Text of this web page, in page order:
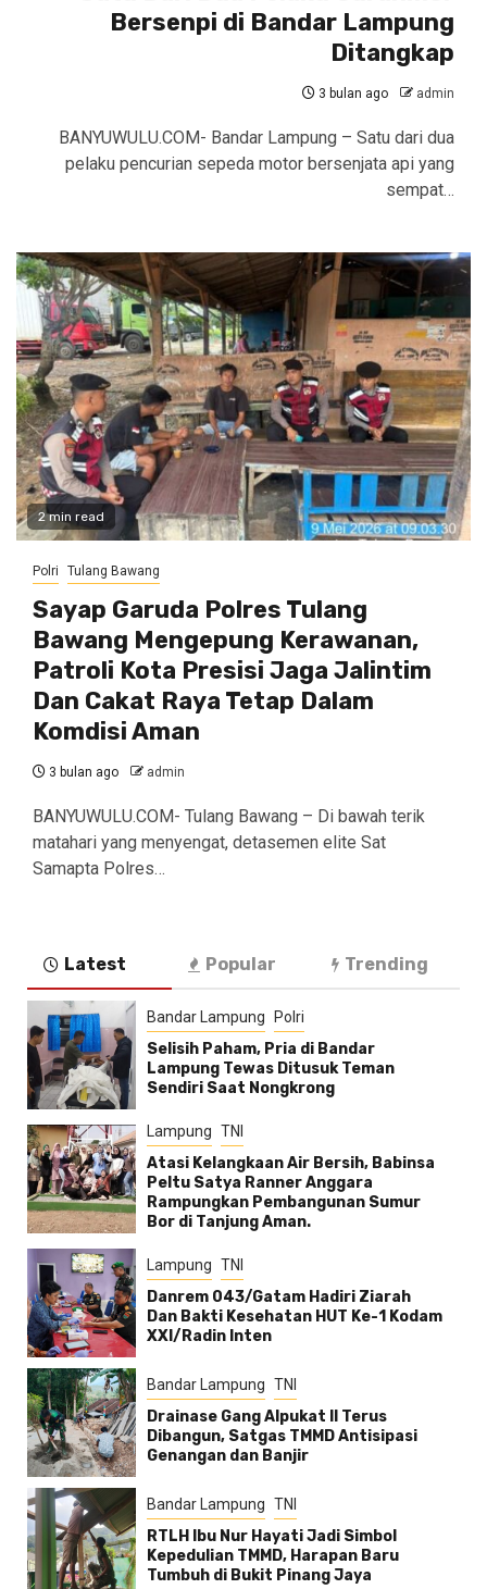
Bersenpi di Bandar Lampung
Ditangkap
3 bulan ago admin
BANYUWULU.COM- Bandar Lampung – Satu dari dua
pelaku pencurian sepeda motor bersenjata api yang
sempat…
2 min read
Polri Tulang Bawang
Sayap Garuda Polres Tulang
Bawang Mengepung Kerawanan,
Patroli Kota Presisi Jaga Jalintim
Dan Cakat Raya Tetap Dalam
Komdisi Aman
3 bulan ago admin
BANYUWULU.COM- Tulang Bawang – Di bawah terik
matahari yang menyengat, detasemen elite Sat
Samapta Polres…
Latest Popular Trending
Bandar Lampung Polri
Selisih Paham, Pria di Bandar
Lampung Tewas Ditusuk Teman
Sendiri Saat Nongkrong
Lampung TNI
Atasi Kelangkaan Air Bersih, Babinsa
Peltu Satya Ranner Anggara
Rampungkan Pembangunan Sumur
Bor di Tanjung Aman.
Lampung TNI
Danrem 043/Gatam Hadiri Ziarah
Dan Bakti Kesehatan HUT Ke-1 Kodam
XXI/Radin Inten
Bandar Lampung TNI
Drainase Gang Alpukat II Terus
Dibangun, Satgas TMMD Antisipasi
Genangan dan Banjir
Bandar Lampung TNI
RTLH Ibu Nur Hayati Jadi Simbol
Kepedulian TMMD, Harapan Baru
Tumbuh di Bukit Pinang Jaya